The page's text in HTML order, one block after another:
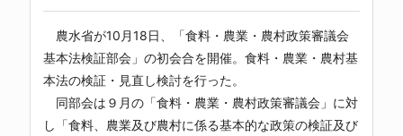
農水省が10月18日、「食料・農業・農村政策審議会
基本法検証部会」の初会合を開催。食料・農業・農村基
本法の検証・見直し検討を行った。
同部会は９月の「食料・農業・農村政策審議会」に対
し「食料、農業及び農村に係る基本的な政策の検証及び